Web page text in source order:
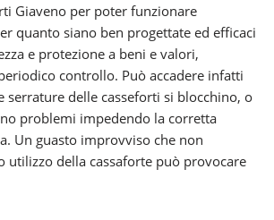
Giaveno per poter funzionare
quanto siano ben progettate ed efficaci
e protezione a beni e valori,
controllo. Può accadere infatti
serrature delle casseforti si blocchino, o
problemi impedendo la corretta
Un guasto improvviso che non
utilizzo della cassaforte può provocare